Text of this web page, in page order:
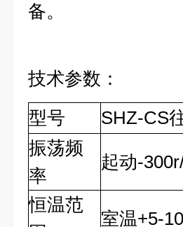
备。
技术参数：
型号
SHZ-CS
振荡频
率
起动-
恒温范
室温+5-